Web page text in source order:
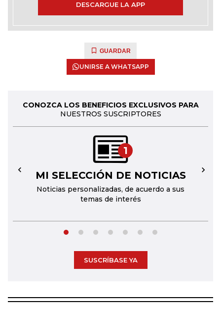
DESCARGUE LA APP
GUARDAR
UNIRSE A WHATSAPP
CONOZCA LOS BENEFICIOS EXCLUSIVOS PARA
NUESTROS SUSCRIPTORES
1
MI SELECCIÓN DE NOTICIAS
Noticias personalizadas, de acuerdo a sus
temas de interés
← →
SUSCRÍBASE YA